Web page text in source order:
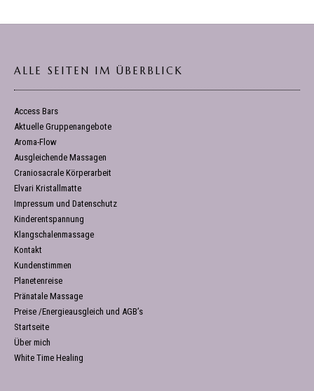
ALLE SEITEN IM ÜBERBLICK
Access Bars
Aktuelle Gruppenangebote
Aroma-Flow
Ausgleichende Massagen
Craniosacrale Körperarbeit
Elvari Kristallmatte
Impressum und Datenschutz
Kinderentspannung
Klangschalenmassage
Kontakt
Kundenstimmen
Planetenreise
Pränatale Massage
Preise /Energieausgleich und AGB’s
Startseite
Über mich
White Time Healing